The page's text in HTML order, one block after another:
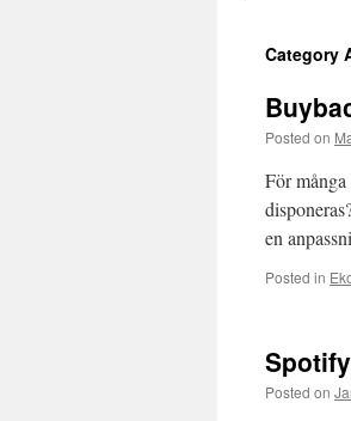
content
Category
Posted on
För
en
Posted in
Posted on